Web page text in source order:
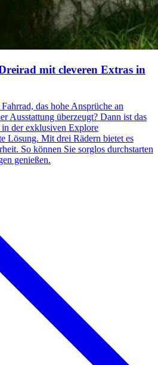
mit cleveren Extras in
das hohe Ansprüche an
Ausstattung überzeugt? Dann ist das
der exklusiven Explore
Lösung. Mit drei Rädern bietet es
So können Sie sorglos durchstarten
genießen.